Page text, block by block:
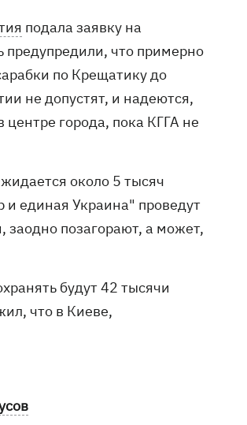
подала заявку на
что примерно
по Крещатику до
не допустят, и надеются,
города, пока КГГА не
около 5 тысяч
единая Украина" проведут
заодно позагорают, а может,
будут 42 тысячи
что в Киеве,